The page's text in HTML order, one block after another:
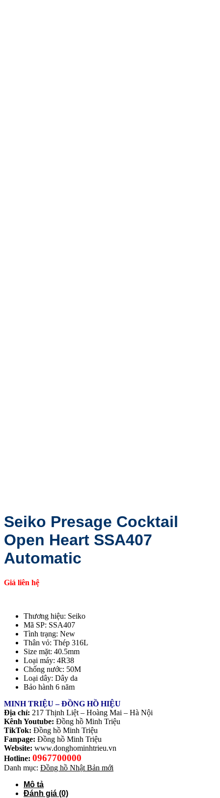
Seiko Presage Cocktail
Open Heart SSA407
Automatic
Giá liên hệ
Thương hiệu: Seiko
Mã SP: SSA407
Tình trạng: New
Thân vỏ: Thép 316L
Size mặt: 40.5mm
Loại máy: 4R38
Chống nước: 50M
Loại dây: Dây da
Bảo hành 6 năm
MINH TRIỆU – ĐỒNG HỒ HIỆU
Địa chỉ: 217 Thịnh Liệt – Hoàng Mai – Hà Nội
Kênh Youtube: Đồng hồ Minh Triệu
TikTok: Đồng hồ Minh Triệu
Fanpage: Đồng hồ Minh Triệu
Website: www.donghominhtrieu.vn
Hotline: 0967700000
Danh mục: Đồng hồ Nhật Bản mới
Mô tả
Đánh giá (0)